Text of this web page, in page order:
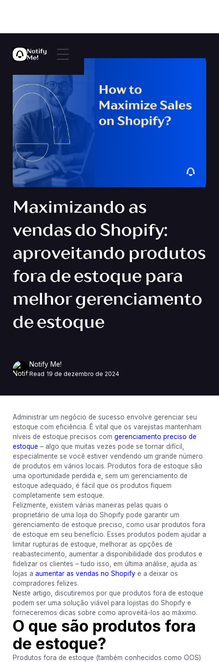
Maximizando as
vendas do Shopify:
aproveitando produtos
fora de estoque para
melhor gerenciamento
de estoque
Notify Me!
Read 19 de dezembro de 2024
Administrar um negócio de sucesso envolve gerenciar seu
estoque com eficiência. É vital que os varejistas mantenham
níveis de estoque precisos com gerenciamento preciso de
estoque – algo que muitas vezes pode se tornar difícil,
especialmente se você estiver vendendo um grande número
de produtos em vários locais. Produtos fora de estoque são
uma oportunidade perdida e, sem um gerenciamento de
estoque adequado, é fácil que os produtos fiquem
completamente sem estoque.
Felizmente, existem várias maneiras pelas quais o
proprietário de uma loja do Shopify pode garantir um
gerenciamento de estoque preciso, como usar produtos fora
de estoque em seu benefício. Esses produtos podem ajudar a
limitar rupturas de estoque, melhorar as opções de
reabastecimento, aumentar a disponibilidade dos produtos e
fidelizar os clientes – tudo isso, em última análise, ajuda as
lojas a aumentar as vendas no Shopifye a deixar os
compradores felizes.
Neste artigo, discutiremos por que produtos fora de estoque
podem ser uma solução viável para lojistas do Shopify e
forneceremos dicas sobre como aproveitá-los ao máximo.
O que são produtos fora
de estoque?
Produtos fora de estoque (também conhecidos como OOS)